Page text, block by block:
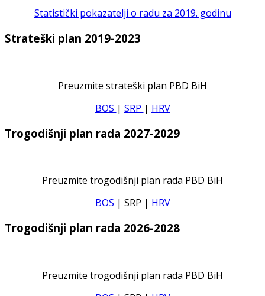
Statistički pokazatelji o radu za 2019. godinu
Strateški plan 2019-2023
Preuzmite strateški plan PBD BiH
BOS | SRP | HRV
Trogodišnji plan rada 2027-2029
Preuzmite trogodišnji plan rada PBD BiH
BOS | SRP | HRV
Trogodišnji plan rada 2026-2028
Preuzmite trogodišnji plan rada PBD BiH